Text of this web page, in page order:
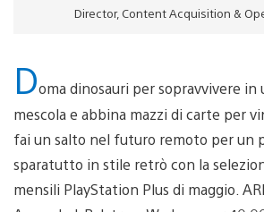
Director, Content Acquisition &
Doma dinosauri per sopravvivere in
mescola e abbina mazzi di carte per
fai un salto nel futuro remoto per un
sparatutto in stile retrò con la
mensili PlayStation Plus di maggio.